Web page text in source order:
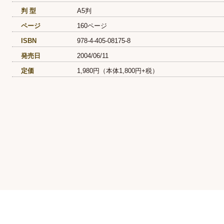
判 型
A5判
ページ
160ページ
ISBN
978-4-405-08175-8
発売日
2004/06/11
定価
1,980円（本体1,800円+税）